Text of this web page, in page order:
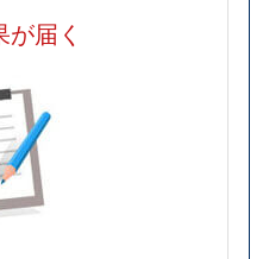
届く